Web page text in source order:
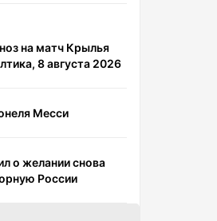
на матч Крылья
8 августа 2026
Месси
о желании снова
России